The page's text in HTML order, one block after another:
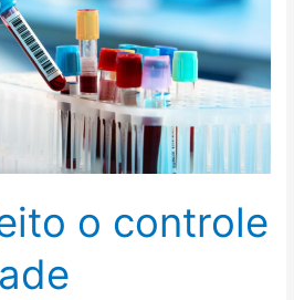
o controle